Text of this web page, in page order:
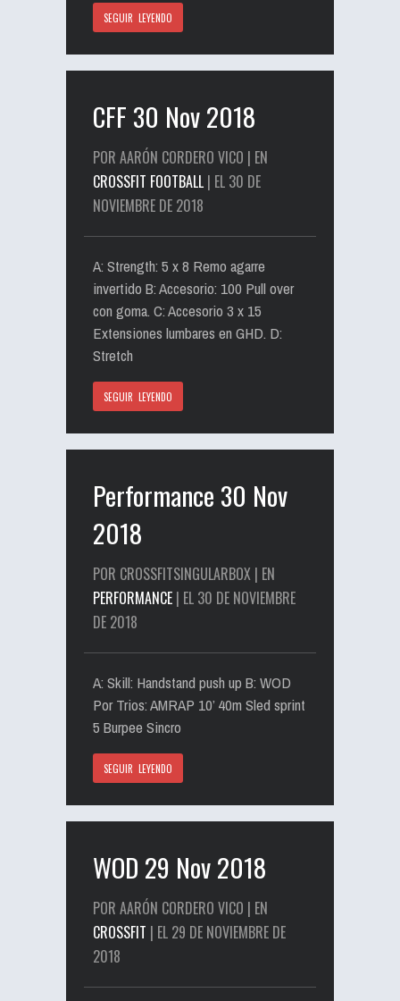
SEGUIR LEYENDO
CFF 30 Nov 2018
POR AARÓN CORDERO VICO | EN
CROSSFIT FOOTBALL | EL 30 DE
NOVIEMBRE DE 2018
A: Strength: 5 x 8 Remo agarre
invertido B: Accesorio: 100 Pull over
con goma. C: Accesorio 3 x 15
Extensiones lumbares en GHD. D:
Stretch
SEGUIR LEYENDO
Performance 30 Nov
2018
POR CROSSFITSINGULARBOX | EN
PERFORMANCE | EL 30 DE NOVIEMBRE
DE 2018
A: Skill: Handstand push up B: WOD
Por Trios: AMRAP 10’ 40m Sled sprint
5 Burpee Sincro
SEGUIR LEYENDO
WOD 29 Nov 2018
POR AARÓN CORDERO VICO | EN
CROSSFIT | EL 29 DE NOVIEMBRE DE
2018